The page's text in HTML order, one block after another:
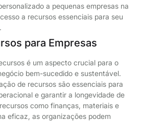
a pequenas empresas na
a recursos essenciais para seu
para Empresas
é um aspecto crucial para o
bem-sucedido e sustentável.
de recursos são essenciais para
e garantir a longevidade de
como finanças, materiais e
eficaz, as organizações podem